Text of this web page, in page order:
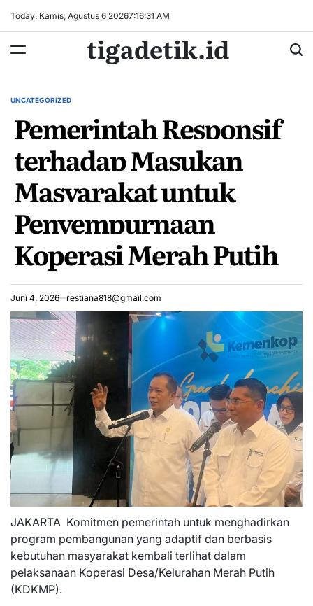
Today: Kamis, Agustus 6 20267:16:32 AM
tigadetik.id
POSTED
UNCATEGORIZED
Pemerintah Responsif
terhadap Masukan
Masyarakat untuk
Penyempurnaan
Koperasi Merah Putih
Juni 4, 2026 restiana818@gmail.com
JAKARTA  Komitmen pemerintah untuk menghadirkan
program pembangunan yang adaptif dan berbasis
kebutuhan masyarakat kembali terlihat dalam
pelaksanaan Koperasi Desa/Kelurahan Merah Putih
(KDKMP).